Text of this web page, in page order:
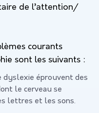
de l’attention/
courants
sont les suivants :
dyslexie éprouvent des
le cerveau se
lettres et les sons.